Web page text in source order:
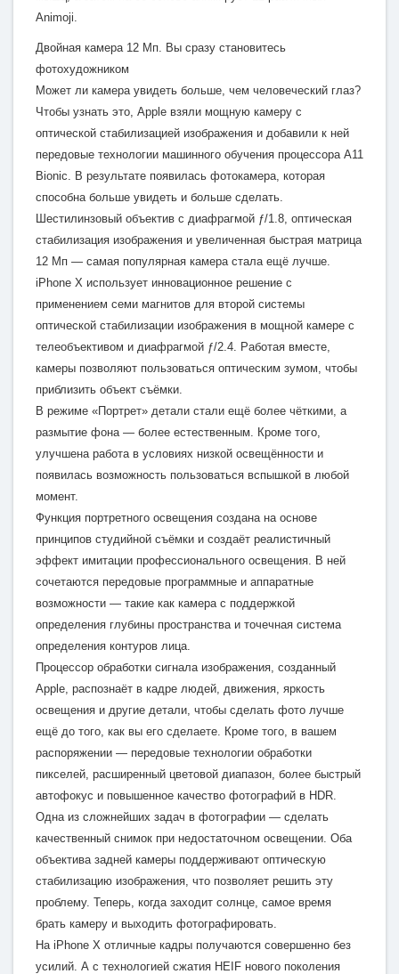
Animoji.
Двойная камера 12 Мп. Вы сразу становитесь
фотохудожником
Может ли камера увидеть больше, чем человеческий глаз?
Чтобы узнать это, Apple взяли мощную камеру с
оптической стабилизацией изображения и добавили к ней
передовые технологии машинного обучения процессора A11
Bionic. В результате появилась фотокамера, которая
способна больше увидеть и больше сделать.
Шестилинзовый объектив с диафрагмой ƒ/1.8, оптическая
стабилизация изображения и увеличенная быстрая матрица
12 Мп — самая популярная камера стала ещё лучше.
iPhone X использует инновационное решение с
применением семи магнитов для второй системы
оптической стабилизации изображения в мощной камере с
телеобъективом и диафрагмой ƒ/2.4. Работая вместе,
камеры позволяют пользоваться оптическим зумом, чтобы
приблизить объект съёмки.
В режиме «Портрет» детали стали ещё более чёткими, а
размытие фона — более естественным. Кроме того,
улучшена работа в условиях низкой освещённости и
появилась возможность пользоваться вспышкой в любой
момент.
Функция портретного освещения создана на основе
принципов студийной съёмки и создаёт реалистичный
эффект имитации профессионального освещения. В ней
сочетаются передовые программные и аппаратные
возможности — такие как камера с поддержкой
определения глубины пространства и точечная система
определения контуров лица.
Процессор обработки сигнала изображения, созданный
Apple, распознаёт в кадре людей, движения, яркость
освещения и другие детали, чтобы сделать фото лучше
ещё до того, как вы его сделаете. Кроме того, в вашем
распоряжении — передовые технологии обработки
пикселей, расширенный цветовой диапазон, более быстрый
автофокус и повышенное качество фотографий в HDR.
Одна из сложнейших задач в фотографии — сделать
качественный снимок при недостаточном освещении. Оба
объектива задней камеры поддерживают оптическую
стабилизацию изображения, что позволяет решить эту
проблему. Теперь, когда заходит солнце, самое время
брать камеру и выходить фотографировать.
На iPhone X отличные кадры получаются совершенно без
усилий. А с технологией сжатия HEIF нового поколения